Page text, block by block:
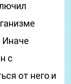
Иначе
с
от него и